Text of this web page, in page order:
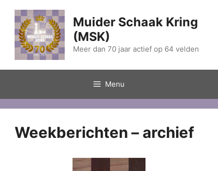
naar
inhoud
Muider Schaak Kring
(MSK)
Meer dan 70 jaar actief op 64 velden
Menu
Weekberichten – archief